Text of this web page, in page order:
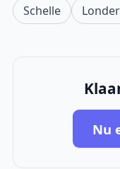
Schelle
Nu